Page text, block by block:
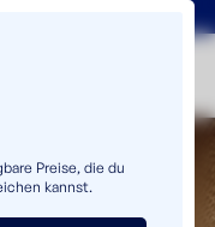
Preise, die du
kannst.